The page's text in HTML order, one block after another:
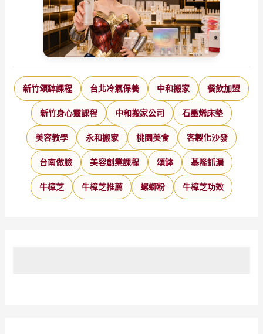
新竹頌缽課程 台北冷氣保養 中和搬家 餐飲加盟
新竹身心靈課程 中和搬家公司 石墨烯床墊
美容教學 永和搬家 桃園美食 客製化沙發
台南做臉 美容創業課程 頌缽 基隆抓漏
牛樟芝 牛樟芝推薦 螺螄粉 牛樟芝功效